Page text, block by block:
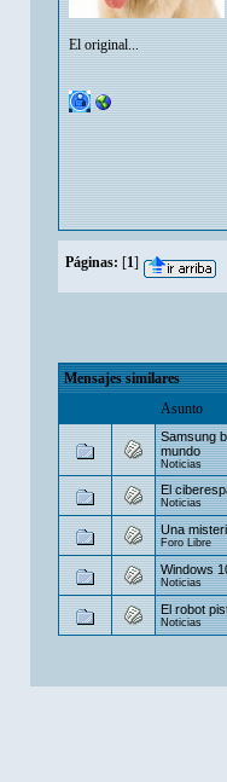
El original...
Páginas: [1]
Mensajes similares
Asunto
Samsung
mundo
Noticias
El
Noticias
Una
Foro Libre
Windows
Noticias
El robot
Noticias